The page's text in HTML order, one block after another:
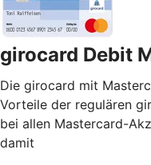
girocard Debit
Die girocard mit
Vorteile der regulären
bei allen Mastercard-
damit